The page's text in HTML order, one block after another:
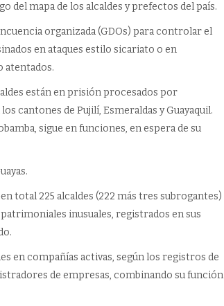
mapa de los alcaldes y prefectos del país.
organizada (GDOs) para controlar el
en ataques estilo sicariato o en
atentados.
están en prisión procesados por
cantones de Pujilí, Esmeraldas y Guayaquil.
sigue en funciones, en espera de su
total 225 alcaldes (222 más tres subrogantes)
inusuales, registrados en sus
en compañías activas, según los registros de
de empresas, combinando su función